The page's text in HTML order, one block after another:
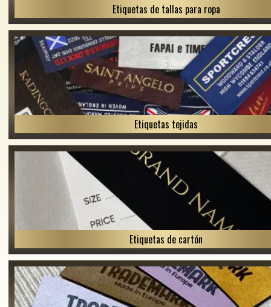
Etiquetas de tallas para ropa
Etiquetas tejidas
Etiquetas de cartón